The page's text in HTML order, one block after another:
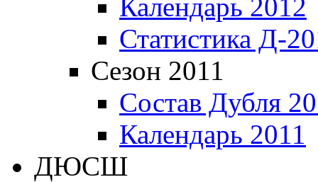
Календарь 2012
Статистика Д-
Сезон 2011
Состав Дубля
Календарь 2011
ДЮСШ